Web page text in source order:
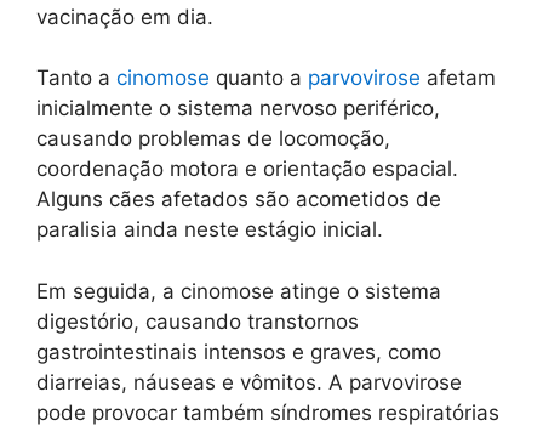
vacinação em dia.
Tanto a cinomose quanto a parvovirose afetam
inicialmente o sistema nervoso periférico,
causando problemas de locomoção,
coordenação motora e orientação espacial.
Alguns cães afetados são acometidos de
paralisia ainda neste estágio inicial.
Em seguida, a cinomose atinge o sistema
digestório, causando transtornos
gastrointestinais intensos e graves, como
diarreias, náuseas e vômitos. A parvovirose
pode provocar também síndromes respiratórias